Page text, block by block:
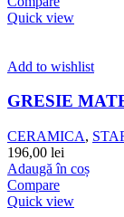
Quick view
Add to wishlist
GRESIE
CERAMICA,
196,00 lei
Adaugă în coș
Compare
Quick view